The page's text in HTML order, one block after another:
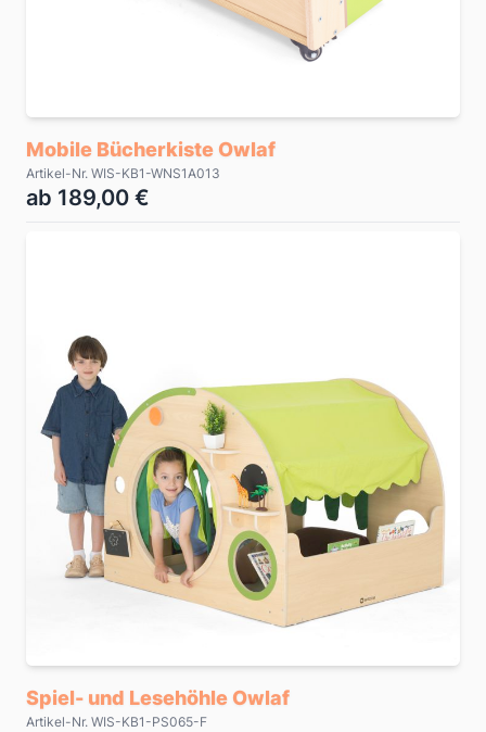
Mobile Bücherkiste Owlaf
Artikel-Nr. WIS-KB1-WNS1A013
ab 189,00 €
Spiel- und Lesehöhle Owlaf
Artikel-Nr. WIS-KB1-PS065-F